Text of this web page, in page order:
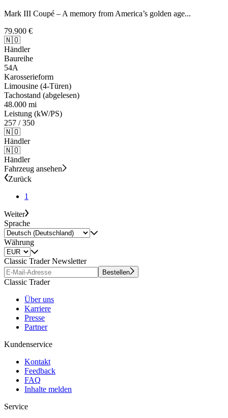
Mark III Coupé – A memory from America’s golden age...
79.900 €
🇳🇴
Händler
Baureihe
54A
Karosserieform
Limousine (4-Türen)
Tachostand (abgelesen)
48.000 mi
Leistung (kW/PS)
257 / 350
🇳🇴
Händler
🇳🇴
Händler
Fahrzeug ansehen
Zurück
1
Weiter
Sprache
Währung
Classic Trader Newsletter
Bestellen
Classic Trader
Über uns
Karriere
Presse
Partner
Kundenservice
Kontakt
Feedback
FAQ
Inhalte melden
Service